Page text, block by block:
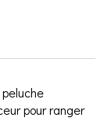
pour ranger